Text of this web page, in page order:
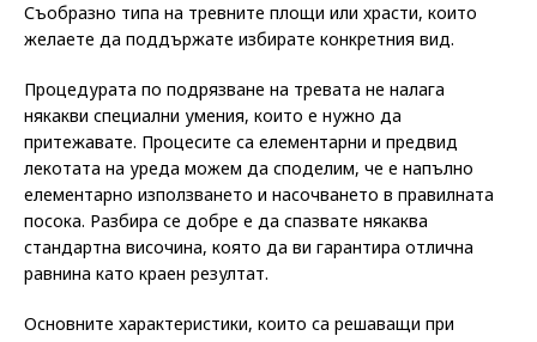
Съобразно типа на тревните площи или храсти, които
желаете да поддържате избирате конкретния вид.
Процедурата по подрязване на тревата не налага
някакви специални умения, които е нужно да
притежавате. Процесите са елементарни и предвид
лекотата на уреда можем да споделим, че е напълно
елементарно използването и насочването в правилната
посока. Разбира се добре е да спазвате някаква
стандартна височина, която да ви гарантира отлична
равнина като краен резултат.
Основните характеристики, които са решаващи при